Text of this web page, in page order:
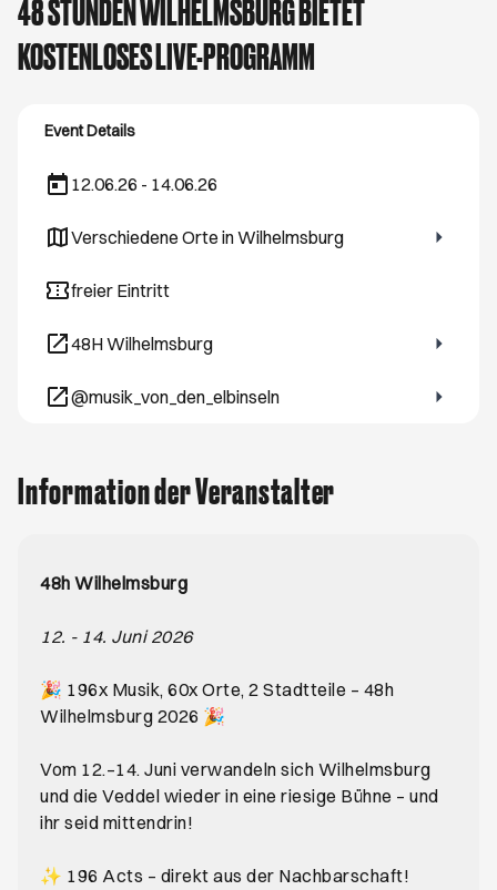
48 STUNDEN WILHELMSBURG BIETET
KOSTENLOSES LIVE-PROGRAMM
Event Details
12.06.26 - 14.06.26
Verschiedene Orte in Wilhelmsburg
Öffnet ein neues Browser-Tab
freier Eintritt
48H Wilhelmsburg
Öffnet ein neues Browser-Tab
@musik_von_den_elbinseln
Öffnet ein neues Browser-Tab
Information der Veranstalter
48h Wilhelmsburg
12. - 14. Juni 2026
🎉 196x Musik, 60x Orte, 2 Stadtteile – 48h
Wilhelmsburg 2026 🎉
Vom 12.–14. Juni verwandeln sich Wilhelmsburg
und die Veddel wieder in eine riesige Bühne – und
ihr seid mittendrin!
✨ 196 Acts – direkt aus der Nachbarschaft!